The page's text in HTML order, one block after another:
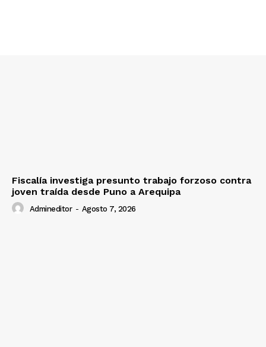
SUSCRIBETE
Fiscalía investiga presunto trabajo forzoso contra
joven traída desde Puno a Arequipa
Admineditor - Agosto 7, 2026